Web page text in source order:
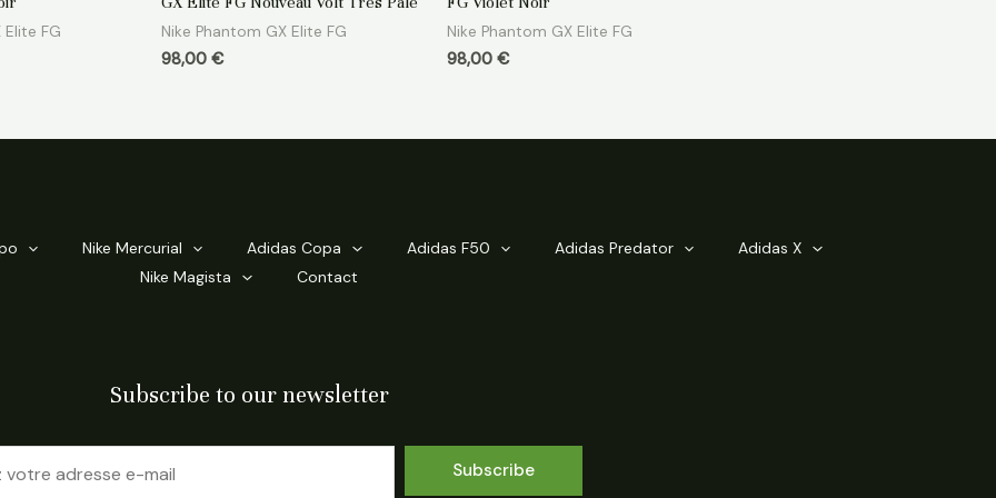
Elite FG
sur
Nike Phantom GX Elite FG
98,00 €
sur
Nike Phantom GX Elite FG
98,00 €
Nike Mercurial Adidas Copa Adidas F50 Adidas Predator
Adidas X
Nike Magista
Contact
Subscribe to our newsletter
Subscribe